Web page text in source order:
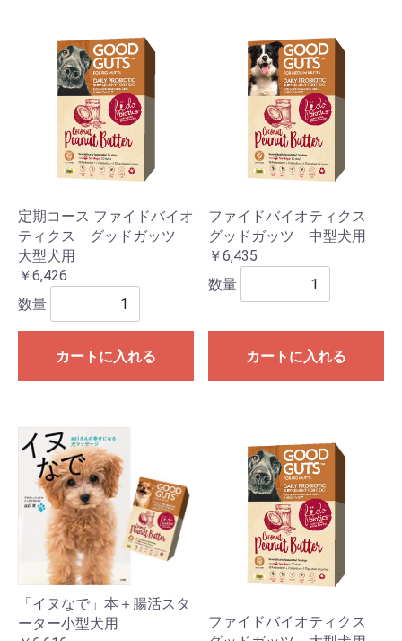
定期コース ファイドバイオ
ティクス グッドガッツ
大型犬用
￥6,426
数量
カートに入れる
ファイドバイオティクス
グッドガッツ 中型犬用
￥6,435
数量
カートに入れる
「イヌなで」本＋腸活スタ
ーター小型犬用
ファイドバイオティクス